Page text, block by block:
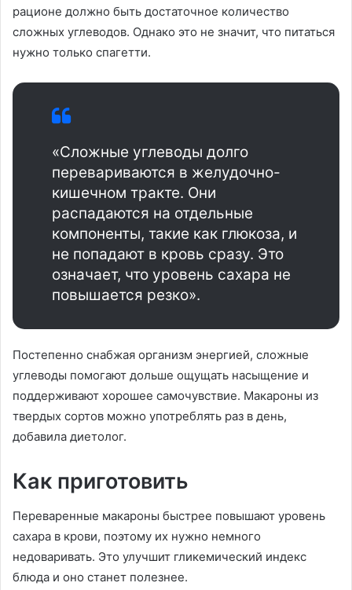
рационе должно быть достаточное количество
сложных углеводов. Однако это не значит, что питаться
нужно только спагетти.
«Сложные углеводы долго
перевариваются в желудочно-
кишечном тракте. Они
распадаются на отдельные
компоненты, такие как глюкоза, и
не попадают в кровь сразу. Это
означает, что уровень сахара не
повышается резко»‎.
Постепенно снабжая организм энергией, сложные
углеводы помогают дольше ощущать насыщение и
поддерживают хорошее самочувствие. Макароны из
твердых сортов можно употреблять раз в день,
добавила диетолог.
Как приготовить
Переваренные макароны быстрее повышают уровень
сахара в крови, поэтому их нужно немного
недоваривать. Это улучшит гликемический индекс
блюда и оно станет полезнее.